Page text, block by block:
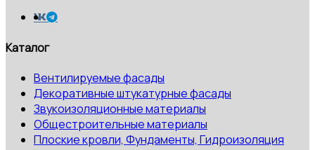
Каталог
Вентилируемые фасады
Декоративные штукатурные фасады
Звукоизоляционные материалы
Общестроительные материалы
Плоские кровли, Фундаменты, Гидроизоляция